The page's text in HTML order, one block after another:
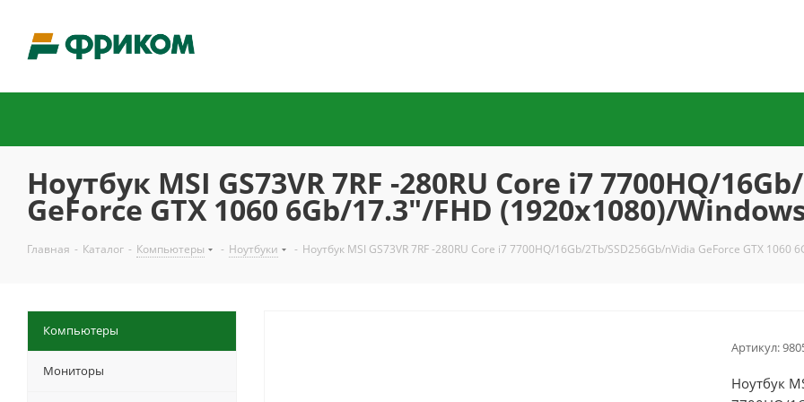
Ноутбук MSI GS73VR 7RF -280RU Core i7 7700HQ/
GeForce GTX 1060 6Gb/17.3"/FHD (1920x1080)/
Главная - Каталог - Компьютеры - Ноутбуки - Ноутбук MSI GS73VR 7RF -280RU Core i7 7700HQ/16Gb/2Tb/SSD256Gb/nVidia GeForce GTX
Артикул:
Ноутбук
Компьютеры
Мониторы